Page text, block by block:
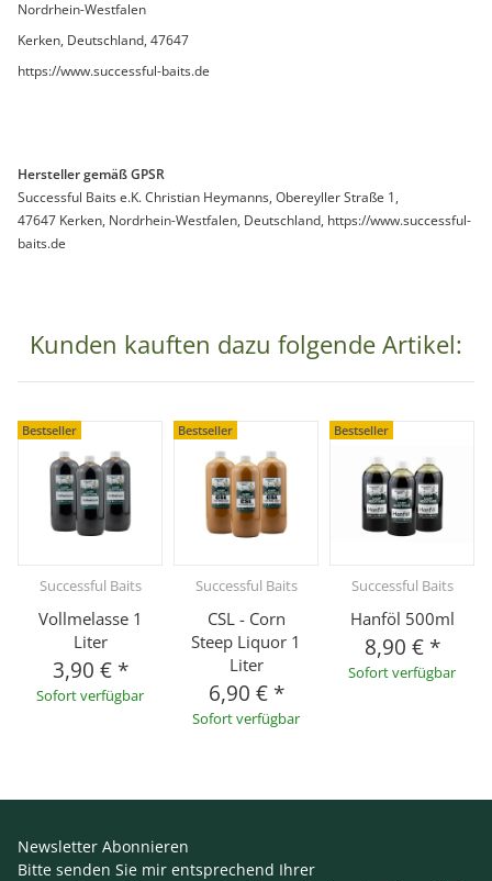
Nordrhein-Westfalen
Kerken, Deutschland, 47647
https://www.successful-baits.de
Hersteller gemäß GPSR
Successful Baits e.K. Christian Heymanns, Obereyller Straße 1,
47647 Kerken, Nordrhein-Westfalen, Deutschland, https://www.successful-
baits.de
Kunden kauften dazu folgende Artikel:
Bestseller
Successful Baits
Vollmelasse 1
Liter
3,90 € *
Sofort verfügbar
Bestseller
Successful Baits
CSL - Corn
Steep Liquor 1
Liter
6,90 € *
Sofort verfügbar
Bestseller
Successful Baits
Hanföl 500ml
8,90 € *
Sofort verfügbar
Newsletter Abonnieren
Bitte senden Sie mir entsprechend Ihrer